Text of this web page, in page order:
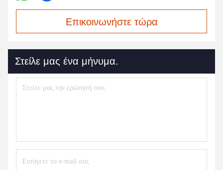
Επικοινωνήστε τώρα
Στείλε μας ένα μήνυμα.